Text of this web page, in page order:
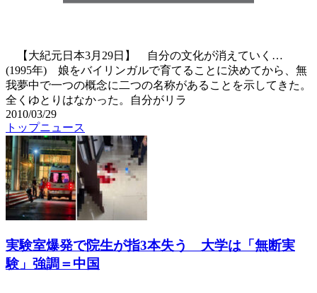
【大紀元日本3月29日】 自分の文化が消えていく…
(1995年) 娘をバイリンガルで育てることに決めてから、無
我夢中で一つの概念に二つの名称があることを示してきた。
全くゆとりはなかった。自分がリラ
2010/03/29
トップニュース
実験室爆発で院生が指3本失う 大学は「無断実
験」強調＝中国